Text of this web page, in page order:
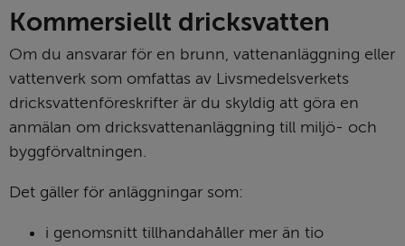
Kommersiellt dricksvatten
Om du ansvarar för en brunn, vattenanläggning eller
vattenverk som omfattas av Livsmedelsverkets
dricksvattenföreskrifter är du skyldig att göra en
anmälan om dricksvattenanläggning till miljö- och
bygg­förvalt­ningen.
Det gäller för anläggningar som:
i genomsnitt tillhandahåller mer än tio